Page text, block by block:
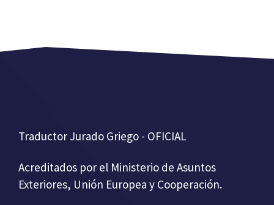
Traductor Jurado Griego - OFICIAL
Acreditados por el Ministerio de Asuntos
Exteriores, Unión Europea y Cooperación.